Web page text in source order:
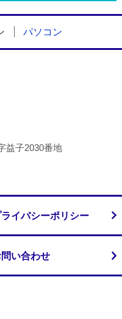
パソコン
益子2030番地
イバシーポリシー
い合わせ